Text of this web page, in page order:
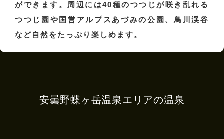
ができます。周辺には40種のつつじが咲き乱れる
つつじ園や国営アルプスあづみの公園、鳥川渓谷
など自然をたっぷり楽しめます。
安曇野蝶ヶ岳温泉エリアの温泉